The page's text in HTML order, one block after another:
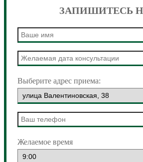
ЗАПИШИТЕСЬ
Выберите адрес приема:
Желаемое время